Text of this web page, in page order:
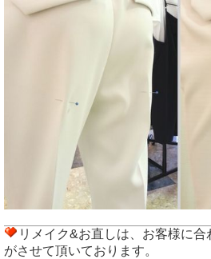
リメイク&お直しは、お客様に
がさせて頂いております。